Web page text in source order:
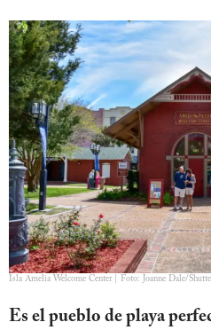
Isla Amelia Welcome Center | Foto: Joanne Dale/
Es el pueblo de playa